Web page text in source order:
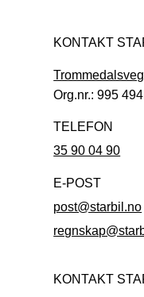
KONTAKT
Org.nr.: 995
TELEFON
35 90 04 90
E-POST
post@starbil.no
KONTAKT